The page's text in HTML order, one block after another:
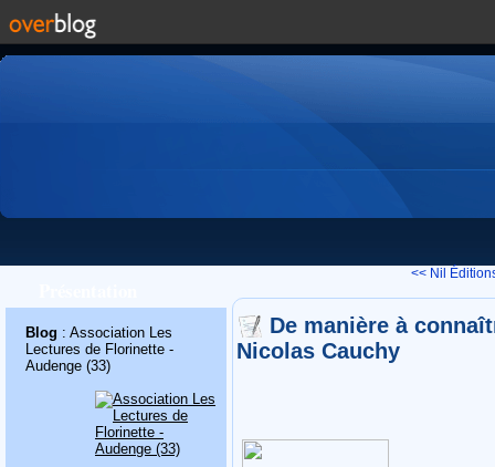
Blog : Association Les
Lectures de Florinette -
Audenge (33)
<< Nil
De manière à
Nicolas Cauchy